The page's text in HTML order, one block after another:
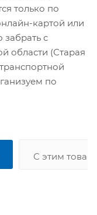
только по
картой или
с
области (Старая
по
С этим